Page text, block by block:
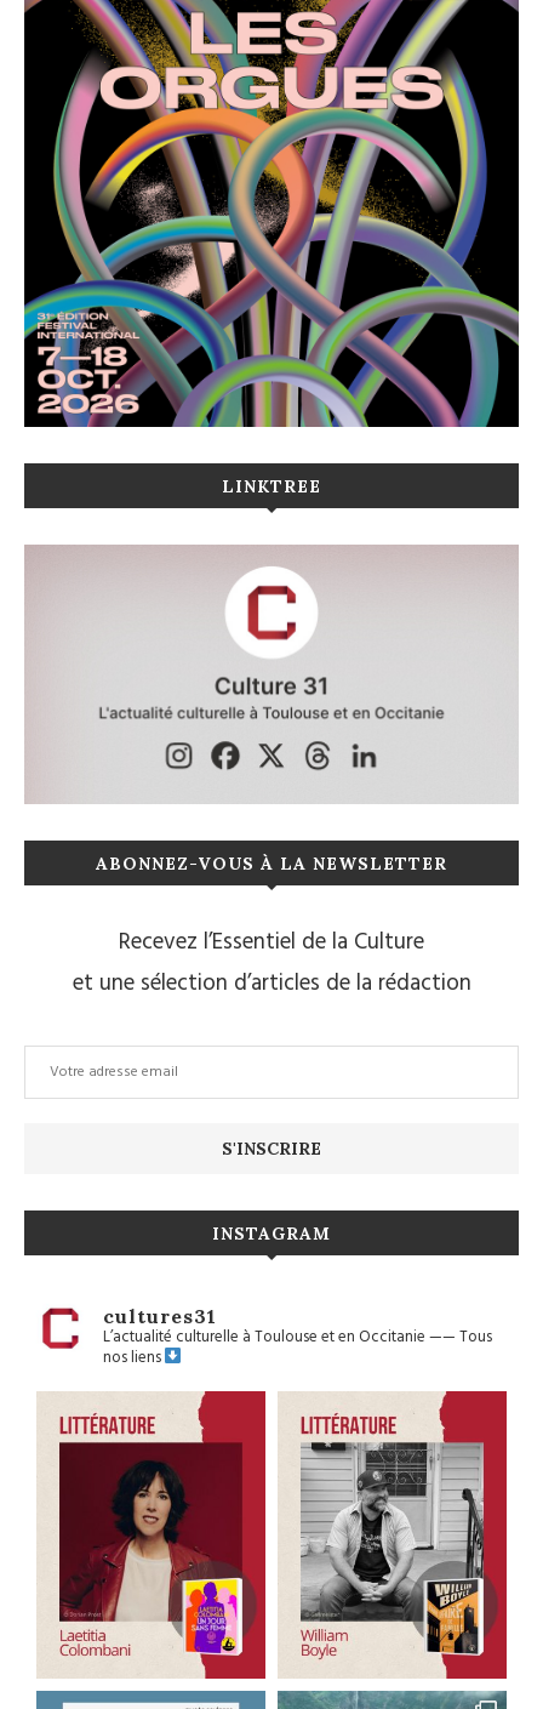
LINKTREE
ABONNEZ-VOUS À LA NEWSLETTER
Recevez l’Essentiel de la Culture
et une sélection d’articles de la rédaction
INSTAGRAM
cultures31
L’actualité culturelle à Toulouse et en Occitanie——Tous
nos liens